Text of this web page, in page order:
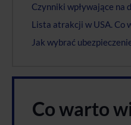
Co warto
Czynniki wpływające na
Lista atrakcji w USA. Co
Jak wybrać